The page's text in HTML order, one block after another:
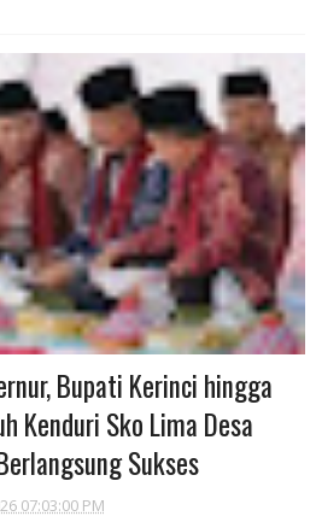
Bupati Kerinci hingga
Kenduri Sko Lima Desa
Sukses
07:03:00 PM